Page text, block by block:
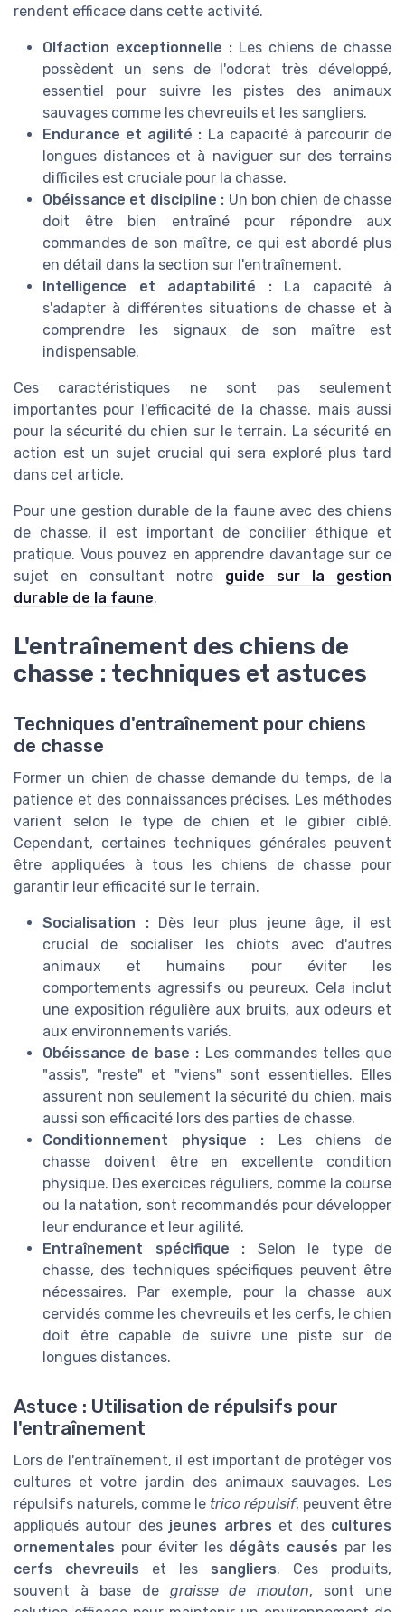
rendent efficace dans cette activité.
Olfaction exceptionnelle : Les chiens de chasse
possèdent un sens de l'odorat très développé,
essentiel pour suivre les pistes des animaux
sauvages comme les chevreuils et les sangliers.
Endurance et agilité : La capacité à parcourir de
longues distances et à naviguer sur des terrains
difficiles est cruciale pour la chasse.
Obéissance et discipline : Un bon chien de chasse
doit être bien entraîné pour répondre aux
commandes de son maître, ce qui est abordé plus
en détail dans la section sur l'entraînement.
Intelligence et adaptabilité :La capacité à
s'adapter à différentes situations de chasse et à
comprendre les signaux de son maître est
indispensable.
Ces caractéristiques ne sont pas seulement
importantes pour l'efficacité de la chasse, mais aussi
pour la sécurité du chien sur le terrain. La sécurité en
action est un sujet crucial qui sera exploré plus tard
dans cet article.
Pour une gestion durable de la faune avec des chiens
de chasse, il est important de concilier éthique et
pratique. Vous pouvez en apprendre davantage sur ce
sujet en consultant notre guide sur la gestion
durable de la faune.
L'entraînement des chiens de
chasse : techniques et astuces
Techniques d'entraînement pour chiens
de chasse
Former un chien de chasse demande du temps, de la
patience et des connaissances précises. Les méthodes
varient selon le type de chien et le gibier ciblé.
Cependant, certaines techniques générales peuvent
être appliquées à tous les chiens de chasse pour
garantir leur efficacité sur le terrain.
Socialisation :Dès leur plus jeune âge, il est
crucial de socialiser les chiots avec d'autres
animaux et humains pour éviter les
comportements agressifs ou peureux. Cela inclut
une exposition régulière aux bruits, aux odeurs et
aux environnements variés.
Obéissance de base : Les commandes telles que
"assis", "reste" et "viens" sont essentielles. Elles
assurent non seulement la sécurité du chien, mais
aussi son efficacité lors des parties de chasse.
Conditionnement physique : Les chiens de
chasse doivent être en excellente condition
physique. Des exercices réguliers, comme la course
ou la natation, sont recommandés pour développer
leur endurance et leur agilité.
Entraînement spécifique : Selon le type de
chasse, des techniques spécifiques peuvent être
nécessaires. Par exemple, pour la chasse aux
cervidés comme les chevreuils et les cerfs, le chien
doit être capable de suivre une piste sur de
longues distances.
Astuce : Utilisation de répulsifs pour
l'entraînement
Lors de l'entraînement, il est important de protéger vos
cultures et votre jardin des animaux sauvages. Les
répulsifs naturels, comme le trico répulsif, peuvent être
appliqués autour des jeunes arbres et des cultures
ornementales pour éviter les dégâts causés par les
cerfs chevreuils et les sangliers. Ces produits,
souvent à base de graisse de mouton, sont une